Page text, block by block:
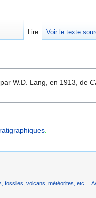
W.D. Lang, en 1913, de
.
Lire Voir le texte
fossiles, volcans, météorites, etc.